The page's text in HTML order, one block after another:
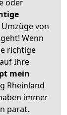
oder
von
Wenn
richtige
Ihre
mein
Rheinland
immer
parat.